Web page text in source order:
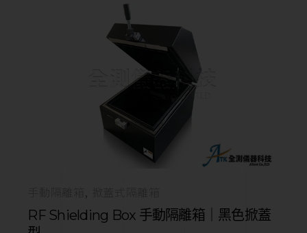
RF Shielding Box 手動隔離箱｜黑色掀蓋